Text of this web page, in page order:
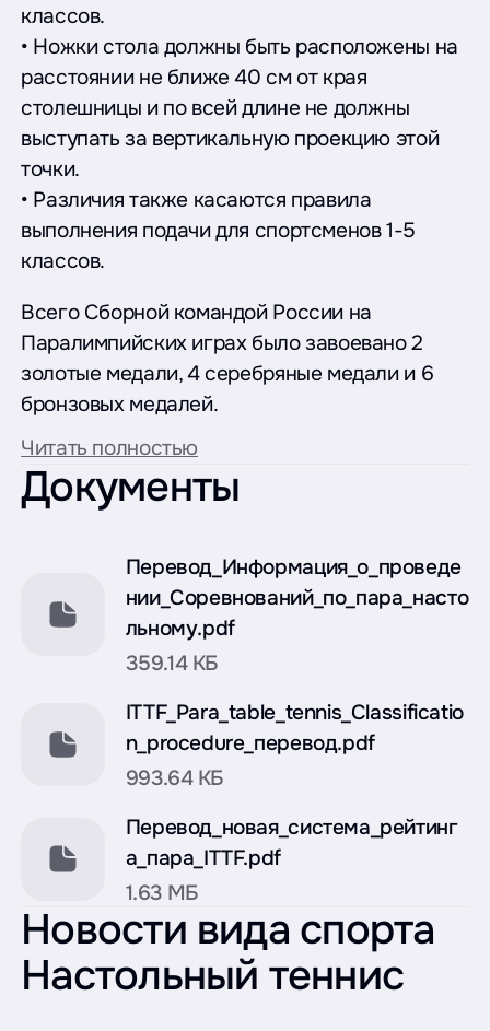
классов.
• Ножки стола должны быть расположены на
расстоянии не ближе 40 см от края
столешницы и по всей длине не должны
выступать за вертикальную проекцию этой
точки.
• Различия также касаются правила
выполнения подачи для спортсменов 1-5
классов.
Всего Сборной командой России на
Паралимпийских играх было завоевано 2
золотые медали, 4 серебряные медали и 6
бронзовых медалей.
Читать полностью
Документы
Перевод_Информация_о_проведе
нии_Соревнований_по_пара_насто
льному.pdf
359.14 КБ
ITTF_Para_table_tennis_Classificatio
n_procedure_перевод.pdf
993.64 КБ
Перевод_новая_система_рейтинг
а_пара_ITTF.pdf
1.63 МБ
Новости вида спорта
Настольный теннис